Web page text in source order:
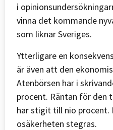
i
vinna det kommande
som liknar Sveriges.
Ytterligare en
är även att den
Atenbörsen har i
procent. Räntan för den
har stigit till nio
osäkerheten stegras.